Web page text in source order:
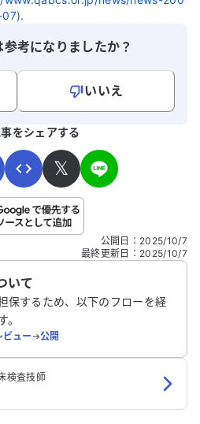
考になりましたか？
いいえ
ムです。氏名やご自身の病気の詳細な
送信する
をシェアする
𝕏
公開日 ： 2025/10/7
最終更新日 ： 2025/10/7
いて
保するため、以下のフローを経
ュー➔公開
検査技師